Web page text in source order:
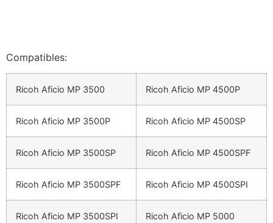
Compatibles:
Ricoh Aficio MP 3500 Ricoh Aficio MP 4500P
Ricoh Aficio MP 3500P Ricoh Aficio MP 4500SP
Ricoh Aficio MP 3500SP Ricoh Aficio MP 4500SPF
Ricoh Aficio MP 3500SPF Ricoh Aficio MP 4500SPI
Ricoh Aficio MP 3500SPI Ricoh Aficio MP 5000